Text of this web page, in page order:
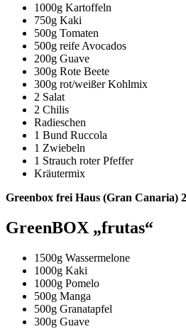
1000g Kartoffeln
750g Kaki
500g Tomaten
500g reife Avocados
200g Guave
300g Rote Beete
300g rot/weißer Kohlmix
2 Salat
2 Chilis
Radieschen
1 Bund Ruccola
1 Zwiebeln
1 Strauch roter Pfeffer
Kräutermix
Greenbox frei Haus (Gran Canaria)
GreenBOX „frutas“
1500g Wassermelone
1000g Kaki
1000g Pomelo
500g Manga
500g Granatapfel
300g Guave